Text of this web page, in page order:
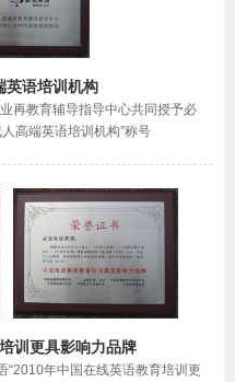
英语培训机构
再教育辅导指导中心共同授予必
高端英语培训机构”称号
训更具影响力品牌
“2010年中国在线英语教育培训更